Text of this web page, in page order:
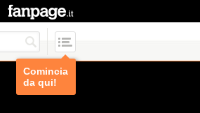
Comincia
da qui!